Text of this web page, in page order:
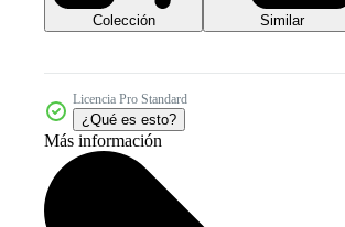
Colección Similar
Licencia Pro Standard
¿Qué es esto?
Más información